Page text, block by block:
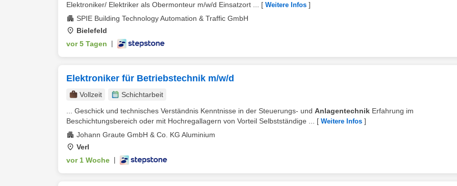
Elektroniker/ Elektriker als Obermonteur m/w/d Einsatzort ...
[ Weitere Infos ]
SPIE Building Technology Automation & Traffic GmbH
Bielefeld
vor 5 Tagen
Elektroniker für Betriebstechnik m/w/d
Vollzeit
Schichtarbeit
... Geschick und technisches Verständnis Kenntnisse in der Steuerungs- und Anlagentechnik Erfahrung im
Beschichtungsbereich oder mit Hochregallagern von Vorteil Selbstständige ...
[ Weitere Infos ]
Johann Graute GmbH & Co. KG Aluminium
Verl
vor 1 Woche